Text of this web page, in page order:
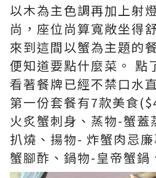
以木為主色調再加上射
尚，座位尚算寬敞坐得
來到這間以蟹為主題的
便知道要點什麼菜。 點
看著餐牌已經不禁口水
第一份套餐有7款美食
火炙蟹刺身、蒸物-蟹蓋
扒燒、揚物- 炸蟹肉忌
蟹腳酢、鍋物-皇帝蟹鍋